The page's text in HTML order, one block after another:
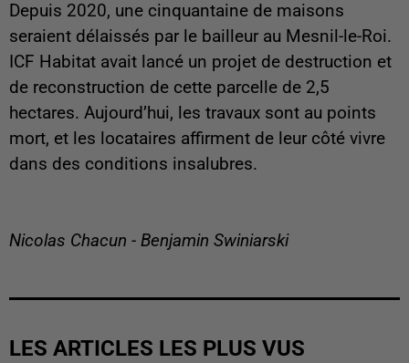
Depuis 2020, une cinquantaine de maisons
seraient délaissés par le bailleur au Mesnil-le-Roi.
ICF Habitat avait lancé un projet de destruction et
de reconstruction de cette parcelle de 2,5
hectares. Aujourd’hui, les travaux sont au points
mort, et les locataires affirment de leur côté vivre
dans des conditions insalubres.
Nicolas Chacun - Benjamin Swiniarski
LES ARTICLES LES PLUS VUS